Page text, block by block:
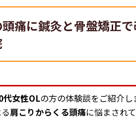
痛に鍼灸と骨盤矯正
代女性OLの方の体験談をご紹介し
肩こりからくる頭痛に悩まされ